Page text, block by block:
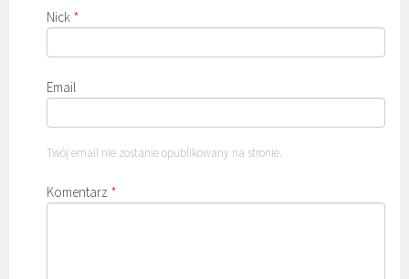
Nick *
Email
Twój email nie zostanie opublikowany na stronie.
Komentarz *